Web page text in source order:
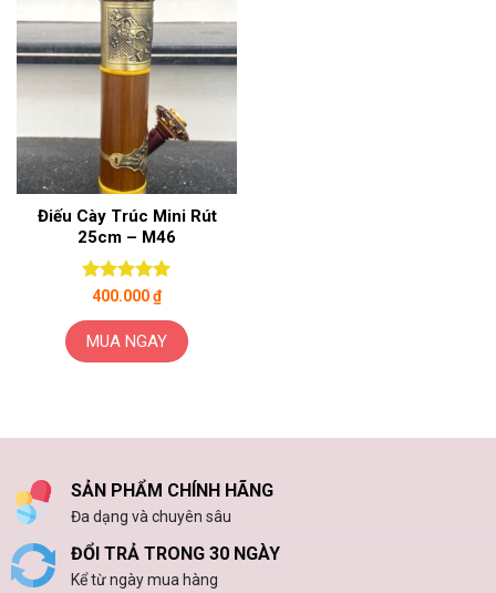
Điếu Cày Trúc Mini Rút
25cm – M46
Được xếp
400.000₫
MUA NGAY
SẢN PHẨM CHÍNH HÃNG
Đa dạng và chuyên sâu
ĐỔI TRẢ TRONG 30 NGÀY
Kể từ ngày mua hàng